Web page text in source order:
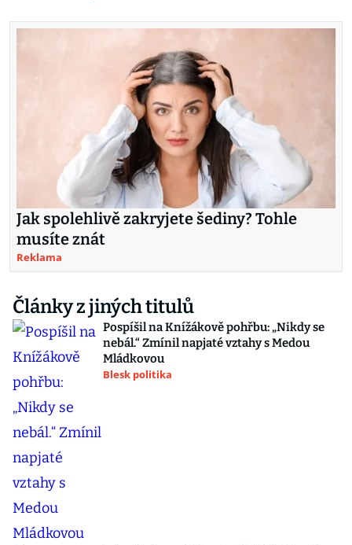
Jak spolehlivě zakryjete šediny? Tohle
musíte znát
Reklama
Články z jiných titulů
Pospíšil na Knížákově pohřbu: „Nikdy se
nebál.“ Zmínil napjaté vztahy s Medou
Mládkovou
Blesk politika